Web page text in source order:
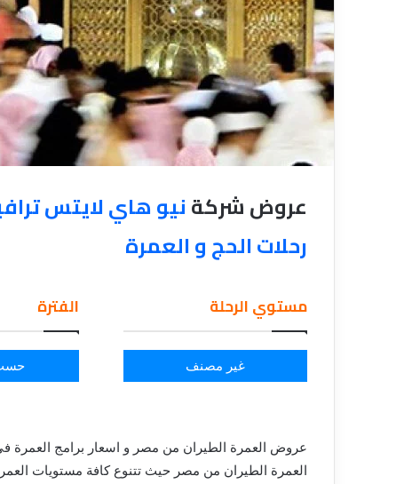
عروض شركةنيو هاي لايتس
رحلات الحج و العمرة
مستوي الرحلة
غير مصنف
الفترة
حسب
عروض العمرة الطيران من مصر و اسعار برامج العمرة
العمرة الطيران من مصر حيث تتنوع كافة مستويات
ي
ا
ح
ي